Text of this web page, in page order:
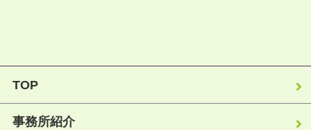
TOP
事務所紹介